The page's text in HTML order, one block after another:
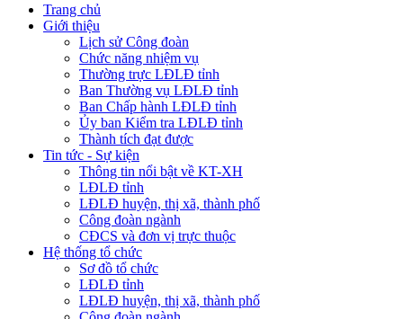
Trang chủ
Giới thiệu
Lịch sử Công đoàn
Chức năng nhiệm vụ
Thường trực LĐLĐ tỉnh
Ban Thường vụ LĐLĐ tỉnh
Ban Chấp hành LĐLĐ tỉnh
Ủy ban Kiểm tra LĐLĐ tỉnh
Thành tích đạt được
Tin tức - Sự kiện
Thông tin nổi bật về KT-XH
LĐLĐ tỉnh
LĐLĐ huyện, thị xã, thành phố
Công đoàn ngành
CĐCS và đơn vị trực thuộc
Hệ thống tổ chức
Sơ đồ tổ chức
LĐLĐ tỉnh
LĐLĐ huyện, thị xã, thành phố